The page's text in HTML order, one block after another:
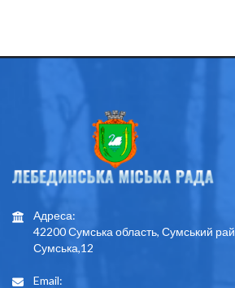
Адреса:
42200 Сумська область, Сумський
Сумська,12
Email: